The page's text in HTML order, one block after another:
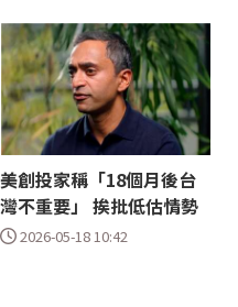
美創投家稱「18個月後台
灣不重要」 挨批低估情勢
2026-05-18 10:42